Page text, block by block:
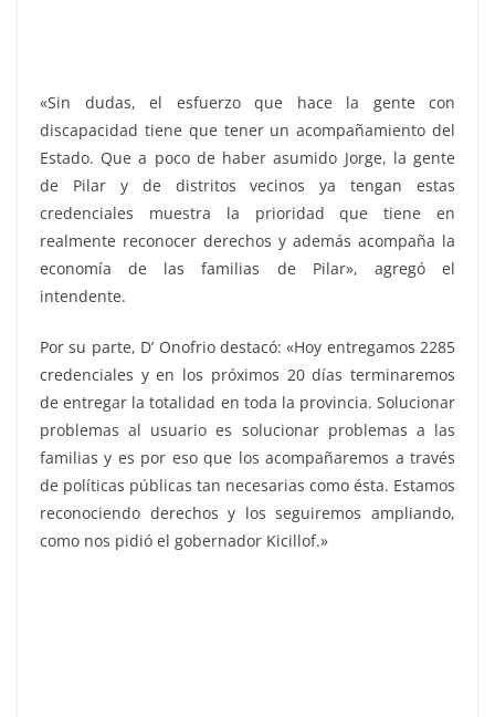
«Sin dudas, el esfuerzo que hace la gente con
discapacidad tiene que tener un acompañamiento del
Estado. Que a poco de haber asumido Jorge, la gente
de Pilar y de distritos vecinos ya tengan estas
credenciales muestra la prioridad que tiene en
realmente reconocer derechos y además acompaña la
economía de las familias de Pilar», agregó el
intendente.
Por su parte, D’ Onofrio destacó: «Hoy entregamos 2285
credenciales y en los próximos 20 días terminaremos
de entregar la totalidad en toda la provincia. Solucionar
problemas al usuario es solucionar problemas a las
familias y es por eso que los acompañaremos a través
de políticas públicas tan necesarias como ésta. Estamos
reconociendo derechos y los seguiremos ampliando,
como nos pidió el gobernador Kicillof.»